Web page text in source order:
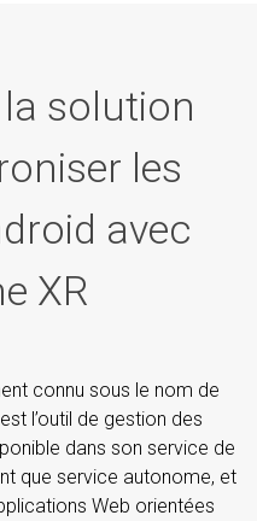
solution
les
avec
XR
connu sous le nom de
l’outil de gestion des
dans son service de
que service autonome, et
Web orientées